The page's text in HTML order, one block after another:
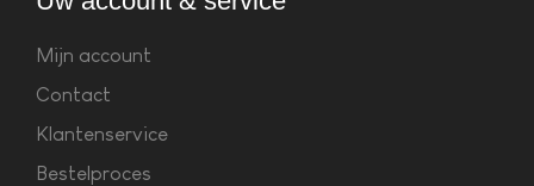
Mijn account
Contact
Klantenservice
Bestelproces